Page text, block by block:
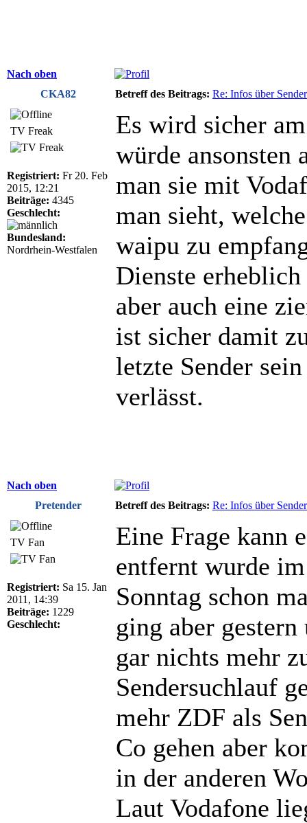
Nach oben
CKA82
Betreff des Beitrags: Re: Infos über
TV Freak
Registriert: Fr 20. Feb
2015, 12:21
Beiträge: 4345
Geschlecht:
Bundesland:
Nordrhein-Westfalen
Es wird sicher
würde ansonsten
man sie mit
man sieht,
waipu zu
Dienste
aber auch eine
ist sicher damit
letzte Sender
verlässt.
Nach oben
Pretender
Betreff des Beitrags: Re: Infos über
TV Fan
Registriert: Sa 15. Jan
2011, 14:39
Beiträge: 1229
Geschlecht:
Eine Frage kann
entfernt wurde
Sonntag schon
ging aber
gar nichts mehr
Sendersuchlauf
mehr ZDF als
Co gehen aber
in der anderen
Laut Vodafone